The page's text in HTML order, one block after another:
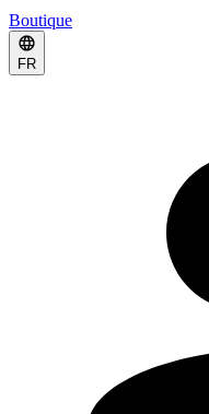
Boutique
FR